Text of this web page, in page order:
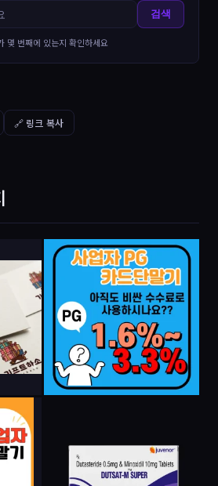
검색
몇 번째에 있는지 확인하세요
🔗 링크 복사